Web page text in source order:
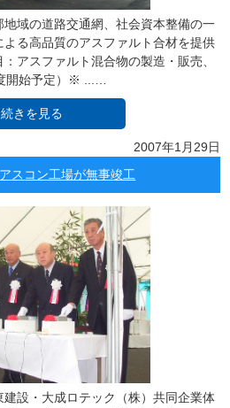
域の道路交通網、社会資本整備の一
る高品質のアスファルト合材を提供
アスファルト混合物の製造・販売、
開始予定）※ ...…
続きを見る
2007年1月29日
スコン工場が無事竣工
設・大成ロテック（株）共同企業体